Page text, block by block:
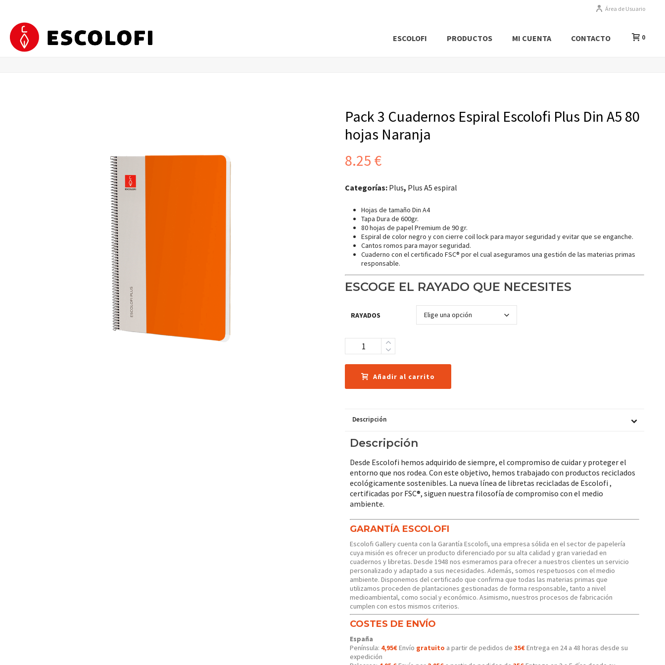
Área de Usuario
ESCOLOFI PRODUCTOS MI CUENTA CONTACTO 0
Pack 3 Cuadernos Espiral Escolofi Plus Din A5 80
hojas Naranja
8.25 €
Categorías: Plus, Plus A5 espiral
Hojas de tamaño Din A4
Tapa Dura de 600gr.
80 hojas de papel Premium de 90 gr.
Espiral de color negro y con cierre coil lock para mayor seguridad y evitar que se enganche.
Cantos romos para mayor seguridad.
Cuaderno con el certificado FSC® por el cual aseguramos una gestión de las materias primas
responsable.
ESCOGE EL RAYADO QUE NECESITES
RAYADOS
Cantidad
Añadir al carrito
Descripción
Descripción
Desde Escolofi hemos adquirido de siempre, el compromiso de cuidar y proteger el
entorno que nos rodea. Con este objetivo, hemos trabajado con productos reciclados
ecológicamente sostenibles. La nueva línea de libretas recicladas de Escolofi ,
certificadas por FSC®, siguen nuestra filosofía de compromiso con el medio
ambiente.
GARANTÍA ESCOLOFI
Escolofi Gallery cuenta con la Garantía Escolofi, una empresa sólida en el sector de papelería
cuya misión es ofrecer un producto diferenciado por su alta calidad y gran variedad en
cuadernos y libretas. Desde 1948 nos esmeramos para ofrecer a nuestros clientes un servicio
personalizado y adaptado a sus necesidades. Además, somos respetuosos con el medio
ambiente. Disponemos del certificado que confirma que todas las materias primas que
utilizamos proceden de plantaciones gestionadas de forma responsable, tanto a nivel
medioambiental, como social y económico. Asimismo, nuestros procesos de fabricación
cumplen con estos mismos criterios.
COSTES DE ENVÍO
España
Península: 4,95€Envío gratuito a partir de pedidos de 35€Entrega en 24 a 48 horas desde su
expedición